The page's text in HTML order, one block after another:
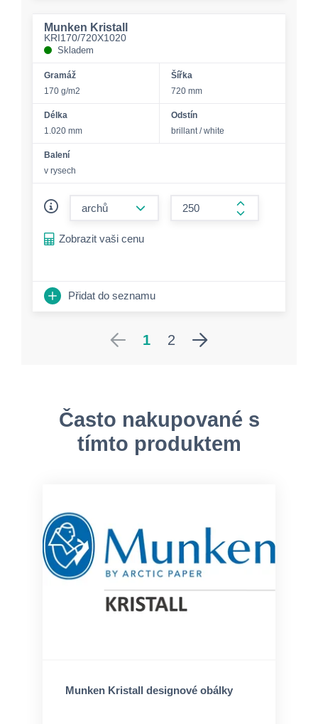
Munken Kristall
KRI170/720X1020
Skladem
Gramáž
170 g/m2
Šířka
720 mm
Délka
1.020 mm
Odstín
brillant / white
Balení
v rysech
form.increase-
Zobrazit vaši cenu
Přidat do seznamu
1 2
Často nakupované s
tímto produktem
Munken Kristall designové obálky